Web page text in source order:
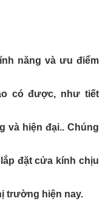
năng và ưu điểm
có được, như tiết
và hiện đại.. Chúng
đặt cửa kính chịu
trường hiện nay.